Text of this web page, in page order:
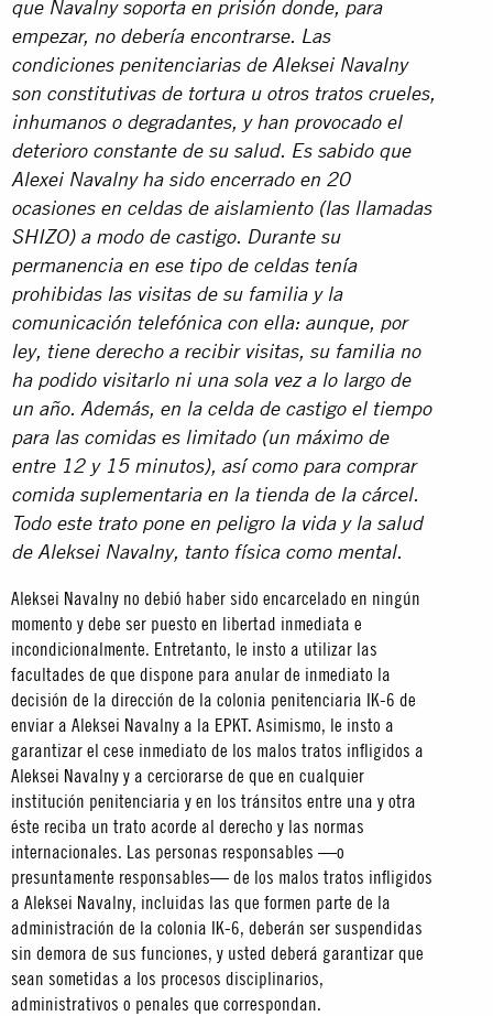
que Navalny soporta en prisión donde, para
empezar, no debería encontrarse. Las
condiciones penitenciarias de Aleksei Navalny
son constitutivas de tortura u otros tratos crueles,
inhumanos o degradantes, y han provocado el
deterioro constante de su salud. Es sabido que
Alexei Navalny ha sido encerrado en 20
ocasiones en celdas de aislamiento (las llamadas
SHIZO) a modo de castigo. Durante su
permanencia en ese tipo de celdas tenía
prohibidas las visitas de su familia y la
comunicación telefónica con ella: aunque, por
ley, tiene derecho a recibir visitas, su familia no
ha podido visitarlo ni una sola vez a lo largo de
un año. Además, en la celda de castigo el tiempo
para las comidas es limitado (un máximo de
entre 12 y 15 minutos), así como para comprar
comida suplementaria en la tienda de la cárcel.
Todo este trato pone en peligro la vida y la salud
de Aleksei Navalny, tanto física como mental.
Aleksei Navalny no debió haber sido encarcelado en ningún
momento y debe ser puesto en libertad inmediata e
incondicionalmente. Entretanto, le insto a utilizar las
facultades de que dispone para anular de inmediato la
decisión de la dirección de la colonia penitenciaria IK-6 de
enviar a Aleksei Navalny a la EPKT. Asimismo, le insto a
garantizar el cese inmediato de los malos tratos infligidos a
Aleksei Navalny y a cerciorarse de que en cualquier
institución penitenciaria y en los tránsitos entre una y otra
éste reciba un trato acorde al derecho y las normas
internacionales. Las personas responsables —o
presuntamente responsables— de los malos tratos infligidos
a Aleksei Navalny, incluidas las que formen parte de la
administración de la colonia IK-6, deberán ser suspendidas
sin demora de sus funciones, y usted deberá garantizar que
sean sometidas a los procesos disciplinarios,
administrativos o penales que correspondan.